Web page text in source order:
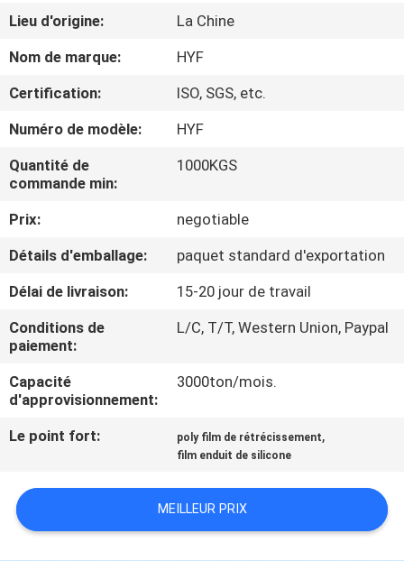
SUJET
DE
VISITE
D'USINE
CONTRÔLE
DE
QUALITÉ
CONTACTEZ-
NOUS
NOUVELLES
DEMANDEZ
Lieu d'origine:
La Chine
Nom de marque:
HYF
Certification:
ISO, SGS, etc.
Numéro de modèle:
HYF
Quantité de
commande min:
1000KGS
Prix:
negotiable
Détails d'emballage:
paquet standard d'exportation
Délai de livraison:
15-20 jour de travail
Conditions de
paiement:
L/C, T/T, Western Union, Paypal
Capacité
d'approvisionnement:
3000ton/mois.
Le point fort: poly film de rétrécissement,
film enduit de silicone
MEILLEUR PRIX